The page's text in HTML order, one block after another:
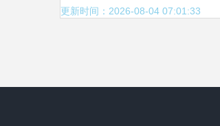
仪器展示会圆满闭幕
更新时间：2026-08-04 07:01:33